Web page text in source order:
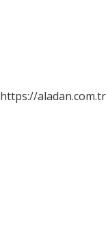
https://aladan.com.tr